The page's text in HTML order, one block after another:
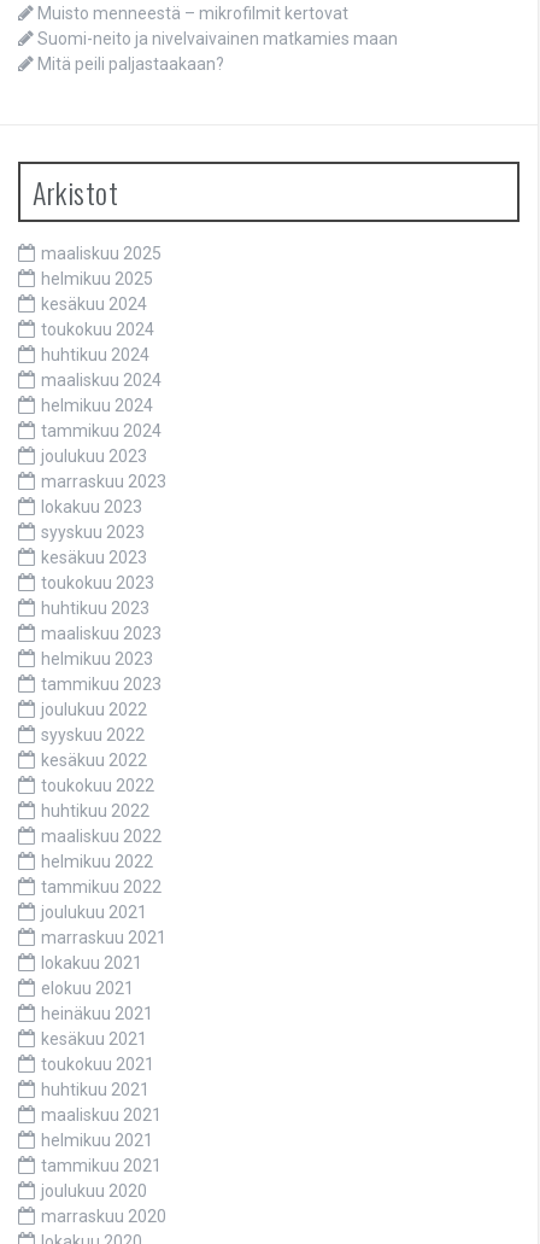
Muisto menneestä – mikrofilmit kertovat
Suomi-neito ja nivelvaivainen matkamies maan
Mitä peili paljastaakaan?
Arkistot
maaliskuu 2025
helmikuu 2025
kesäkuu 2024
toukokuu 2024
huhtikuu 2024
maaliskuu 2024
helmikuu 2024
tammikuu 2024
joulukuu 2023
marraskuu 2023
lokakuu 2023
syyskuu 2023
kesäkuu 2023
toukokuu 2023
huhtikuu 2023
maaliskuu 2023
helmikuu 2023
tammikuu 2023
joulukuu 2022
syyskuu 2022
kesäkuu 2022
toukokuu 2022
huhtikuu 2022
maaliskuu 2022
helmikuu 2022
tammikuu 2022
joulukuu 2021
marraskuu 2021
lokakuu 2021
elokuu 2021
heinäkuu 2021
kesäkuu 2021
toukokuu 2021
huhtikuu 2021
maaliskuu 2021
helmikuu 2021
tammikuu 2021
joulukuu 2020
marraskuu 2020